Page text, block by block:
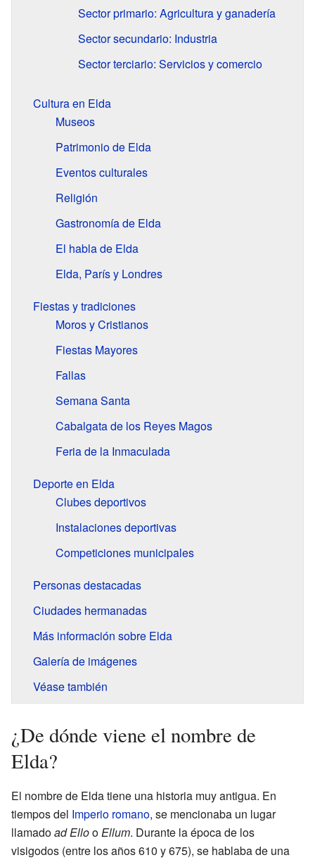
Sector primario: Agricultura y ganadería
Sector secundario: Industria
Sector terciario: Servicios y comercio
Cultura en Elda
Museos
Patrimonio de Elda
Eventos culturales
Religión
Gastronomía de Elda
El habla de Elda
Elda, París y Londres
Fiestas y tradiciones
Moros y Cristianos
Fiestas Mayores
Fallas
Semana Santa
Cabalgata de los Reyes Magos
Feria de la Inmaculada
Deporte en Elda
Clubes deportivos
Instalaciones deportivas
Competiciones municipales
Personas destacadas
Ciudades hermanadas
Más información sobre Elda
Galería de imágenes
Véase también
¿De dónde viene el nombre de
Elda?
El nombre de Elda tiene una historia muy antigua. En
tiempos del Imperio romano, se mencionaba un lugar
llamadoad EllooEllum. Durante la época de los
visigodos (entre los años 610 y 675), se hablaba de una